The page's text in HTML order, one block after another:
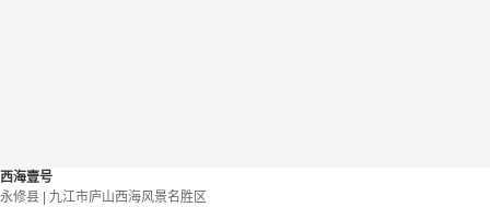
西海壹号
永修县 | 九江市庐山西海风景名胜区